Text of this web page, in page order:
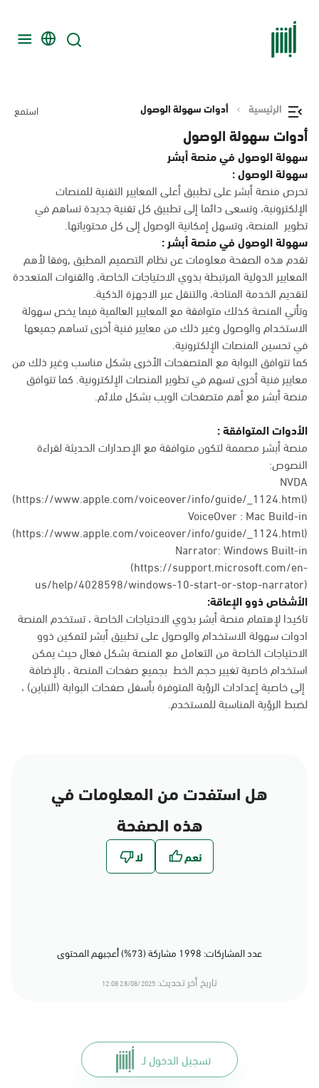
الرئيسية أدوات سهولة الوصول استمع
أدوات سهولة الوصول
سهولة الوصول في منصة أبشر
سهولة الوصول :
تحرص منصة أبشر على تطبيق أعلى المعايير التقنية للمنصات
الإلكترونية، وتسعى دائما إلى تطبيق كل تقنية جديدة تساهم في
تطوير المنصة، وتسهل إمكانية الوصول إلى كل محتوياتها.
سهولة الوصول في منصة أبشر :
تقدم هذه الصفحة معلومات عن نظام التصميم المطبق ,وفقا لأهم
المعايير الدولية المرتبطة بذوي الاحتياجات الخاصة، والقنوات المتعددة
لتقديم الخدمة المتاحة، والتنقل عبر الاجهزة الذكية.
وتأتي المنصة كذلك متوافقة مع المعايير العالمية فيما يخص سهولة
الاستخدام والوصول وغير ذلك من معايير فنية أخرى تساهم جميعها
في تحسين المنصات الإلكترونية.
كما تتوافق البوابة مع المتصفحات الأخرى بشكل مناسب وغير ذلك من
معايير فنية أخرى تسهم في تطوير المنصات الإلكترونية. كما تتوافق
منصة أبشر مع أهم متصفحات الويب بشكل ملائم.
الأدوات المتوافقة :
منصة أبشر مصممة لتكون متوافقة مع الإصدارات الحديثة لقراءة
النصوص:
NVDA
(https://www.apple.com/voiceover/info/guide/_1124.html)
VoiceOver : Mac Build-in
(https://www.apple.com/voiceover/info/guide/_1124.html)
Narrator: Windows Built-in
(https://support.microsoft.com/en-
us/help/4028598/windows-10-start-or-stop-narrator)
الأشخاص ذوو الإعاقة:
تاكيدا لإهتمام منصة أبشر بذوي الاحتياجات الخاصة ، تستخدم المنصة
ادوات سهولة الاستخدام والوصول على تطبيق أبشر لتمكين ذوو
الاحتياجات الخاصة من التعامل مع المنصة بشكل فعال حيث يمكن
استخدام خاصية تغيير حجم الخط بجميع صفحات المنصة ، بالإضافة
إلى خاصية إعدادات الرؤية المتوفرة بأسفل صفحات البوابة (التباين) ،
لضبط الرؤية المناسبة للمستخدم.
هل استفدت من المعلومات في
هذه الصفحة
عدد المشاركات: 1998 مشاركة (73%) أعجبهم المحتوى
تاريخ أخر تحديث: 28/08/2025 12:08
تسجيل الدخول لـ